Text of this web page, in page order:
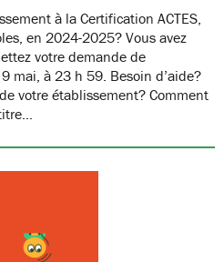
à la Certification ACTES,
en 2024-2025? Vous avez
votre demande de
mai, à 23 h 59. Besoin d’aide?
votre établissement? Comment